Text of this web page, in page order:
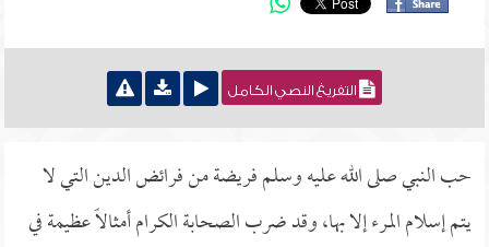
التفريغ النصي الكامل
حب النبي صلى الله عليه وسلم فريضة من فرائض الدين التي لا
يتم إسلام المرء إلا بها، وقد ضرب الصحابة الكرام أمثالاً عظيمة في